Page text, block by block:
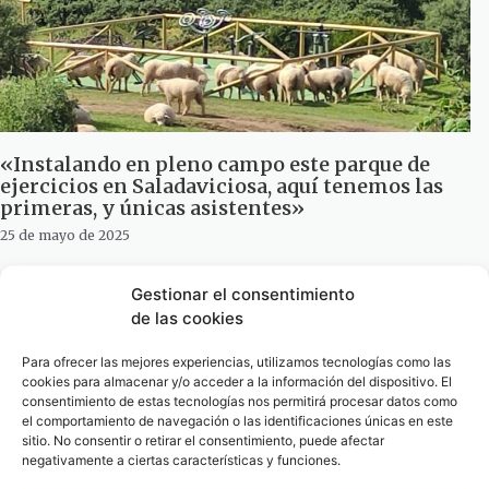
Gestionar el consentimiento
de las cookies
Para ofrecer las mejores experiencias, utilizamos tecnologías como las
cookies para almacenar y/o acceder a la información del dispositivo. El
consentimiento de estas tecnologías nos permitirá procesar datos como
el comportamiento de navegación o las identificaciones únicas en este
sitio. No consentir o retirar el consentimiento, puede afectar
negativamente a ciertas características y funciones.
«Instalando en pleno campo este parque de
ejercicios en Saladaviciosa, aquí tenemos las
primeras, y únicas asistentes»
25 de mayo de 2025